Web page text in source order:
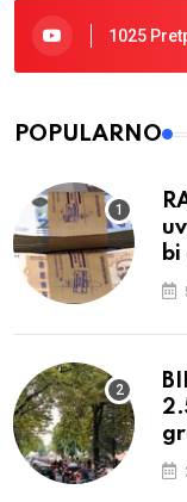
1025
POPULARNO